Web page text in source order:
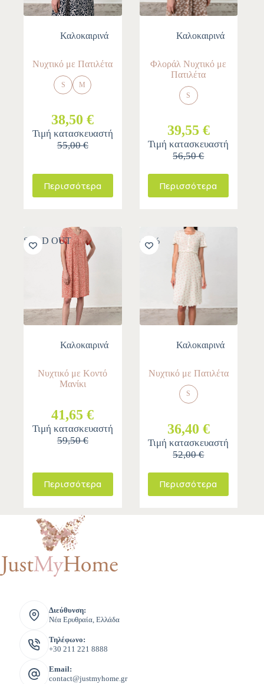
Καλοκαιρινά
Νυχτικό με Πατιλέτα
S M
38,50 €
Τιμή κατασκευαστή
55,00 €
Περισσότερα
Καλοκαιρινά
Φλοράλ Νυχτικό με
Πατιλέτα
S
39,55 €
Τιμή κατασκευαστή
56,50 €
Περισσότερα
SOLD OUT
Καλοκαιρινά
Νυχτικό με Κοντό
Μανίκι
41,65 €
Τιμή κατασκευαστή
59,50 €
Περισσότερα
-30%
Καλοκαιρινά
Νυχτικό με Πατιλέτα
S
36,40 €
Τιμή κατασκευαστή
52,00 €
Περισσότερα
Διεύθυνση:
Νέα Ερυθραία, Ελλάδα
Τηλέφωνο:
+30 211 221 8888
Email:
contact@justmyhome.gr